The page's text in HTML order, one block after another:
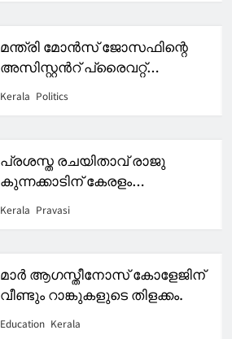
മന്ത്രി മോൻസ് ജോസഫിന്റെ
അസിസ്റ്റൻറ് പ്രൈവറ്റ്
സെക്രട്ടറിയായി എൽഡിഎഫ്
Kerala Politics
പ്രശസ്ത രചയിതാവ് രാജു
കുന്നക്കാടിന് കേരളം
ഐക്കോണിക് അവാർഡ് 2026
Kerala Pravasi
മാർ ആഗസ്തീനോസ് കോളേജിന്
വീണ്ടും റാങ്കുകളുടെ തിളക്കം.
Education Kerala